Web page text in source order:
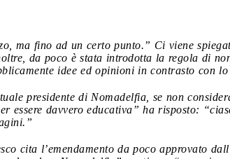
ma fino ad un certo punto.” Ci viene
da poco è stata introdotta la regola di
idee ed opinioni in contrasto con
presidente di Nomadelfia, se non
essere davvero educativa” ha risposto:
cita l’emendamento da poco approvato